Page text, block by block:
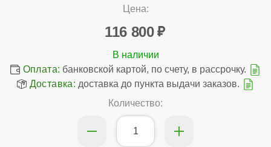
Цена:
116 800
Оплата: банковской картой, по счету, в рассрочку.
Доставка: доставка до пункта выдачи заказов.
Количество: